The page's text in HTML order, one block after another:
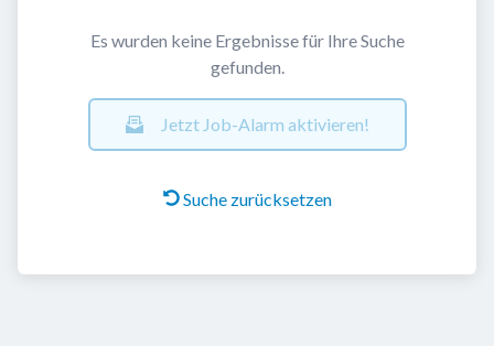
Es wurden keine Ergebnisse für Ihre Suche
gefunden.
Jetzt Job-Alarm aktivieren!
Suche zurücksetzen